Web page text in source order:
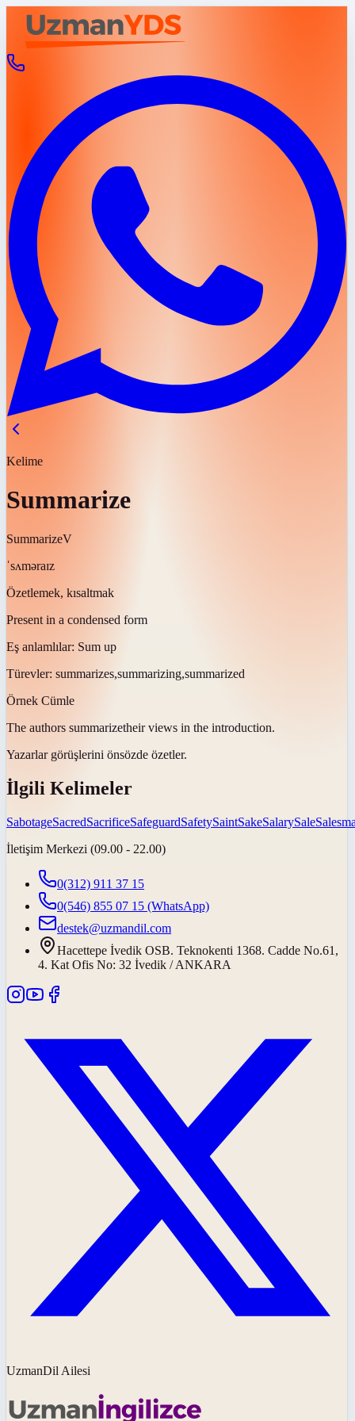
Kelime
Summarize
SummarizeV
ˈsʌməraɪz
Özetlemek, kısaltmak
Present in a condensed form
Eş anlamlılar: Sum up
Türevler: summarizes,summarizing,summarized
Örnek Cümle
The authors summarizetheir views in the introduction.
Yazarlar görüşlerini önsözde özetler.
İlgili Kelimeler
SabotageSacredSacrificeSafeguardSafetySaintSakeSalarySale
İletişim Merkezi (09.00 - 22.00)
0(312) 911 37 15
0(546) 855 07 15 (WhatsApp)
destek@uzmandil.com
Hacettepe İvedik OSB. Teknokenti 1368. Cadde No.61,
4. Kat Ofis No: 32 İvedik / ANKARA
UzmanDil Ailesi